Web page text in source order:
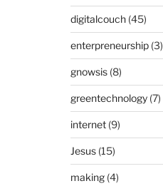
digitalcouch(45)
enterpreneurship(3)
gnowsis(8)
greentechnology(7)
internet(9)
Jesus(15)
making(4)